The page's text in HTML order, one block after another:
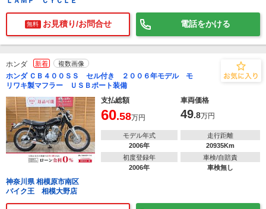
無料 お見積り/お問合せ 電話をかける
ホンダ 新着 複数画像
ホンダ ＣＢ４００ＳＳ セル付き ２００６年モデル モ
リワキ製マフラー ＵＳＢポート装備
支払総額
車両価格
60.58万円 49.8万円
モデル年式
2006年
走行距離
20935Km
初度登録年
2006年
車検/自賠責
車検無し
神奈川県 相模原市南区
バイク王 相模大野店